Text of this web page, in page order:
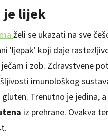
je lijek
želi se ukazati na sve
'ljepak' koji daje
ječam i zob. Zdravstvene
imunološkog
Trenutno je jedina,
iz prehrane. Ovakva